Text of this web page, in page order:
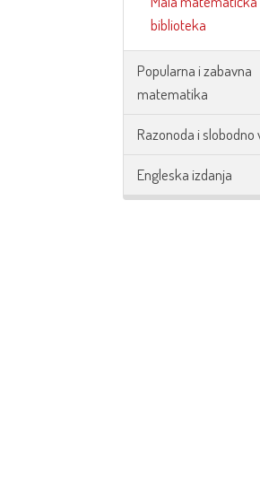
biblioteka
Popularna i zabavna
matematika
Razonoda i slobodno
Engleska izdanja